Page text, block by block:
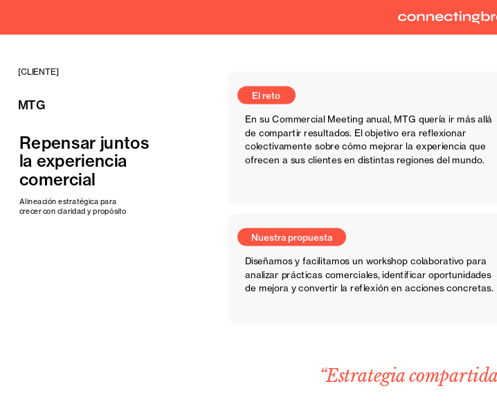
En su Commercial Meeting anual, MTG quería ir más allá
de compartir resultados. El objetivo era reflexionar
colectivamente sobre cómo mejorar la experiencia que
ofrecen a sus clientes en distintas regiones del mundo.
Repensar juntos
la experiencia
comercial
Alineación estratégica para
crecer con claridad y propósito
Diseñamos y facilitamos un workshop colaborativo para
analizar prácticas comerciales, identificar oportunidades
de mejora y convertir la reflexión en acciones concretas.
“Estrategia
[CLIENTE]
MTG